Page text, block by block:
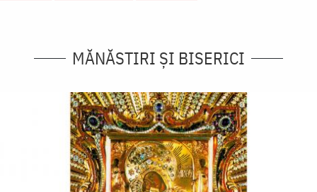
MĂNĂSTIRI ȘI BISERICI